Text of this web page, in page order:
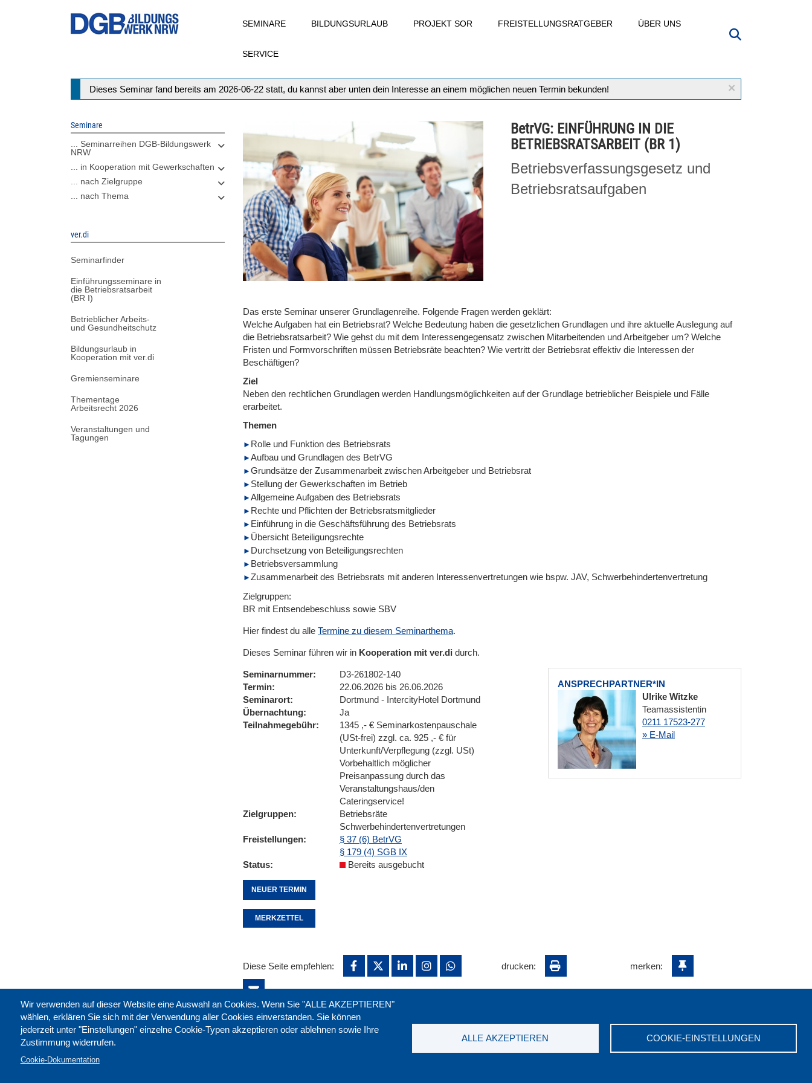
SEMINARE BILDUNGSURLAUB PROJEKT SOR FREISTELLUNGSRATGEBER ÜBER UNS
SERVICE
×
Statusmeldung
Dieses Seminar fand bereits am 2026-06-22 statt, du kannst aber unten dein Interesse an einem möglichen neuen Termin bekunden!
Seminare
... Seminarreihen DGB-Bildungswerk
NRW
... in Kooperation mit Gewerkschaften
... nach Zielgruppe
... nach Thema
ver.di
Seminarfinder
Einführungsseminare in
die Betriebsratsarbeit
(BR I)
Betrieblicher Arbeits-
und Gesundheitschutz
Bildungsurlaub in
Kooperation mit ver.di
Gremienseminare
Thementage
Arbeitsrecht 2026
Veranstaltungen und
Tagungen
BetrVG: EINFÜHRUNG IN DIE
BETRIEBSRATSARBEIT (BR 1)
Betriebsverfassungsgesetz und
Betriebsratsaufgaben
Das erste Seminar unserer Grundlagenreihe. Folgende Fragen werden geklärt:
Welche Aufgaben hat ein Betriebsrat? Welche Bedeutung haben die gesetzlichen Grundlagen und ihre aktuelle Auslegung auf
die Betriebsratsarbeit? Wie gehst du mit dem Interessengegensatz zwischen Mitarbeitenden und Arbeitgeber um? Welche
Fristen und Formvorschriften müssen Betriebsräte beachten? Wie vertritt der Betriebsrat effektiv die Interessen der
Beschäftigen?
Ziel
Neben den rechtlichen Grundlagen werden Handlungsmöglichkeiten auf der Grundlage betrieblicher Beispiele und Fälle
erarbeitet.
Themen
Rolle und Funktion des Betriebsrats
Aufbau und Grundlagen des BetrVG
Grundsätze der Zusammenarbeit zwischen Arbeitgeber und Betriebsrat
Stellung der Gewerkschaften im Betrieb
Allgemeine Aufgaben des Betriebsrats
Rechte und Pflichten der Betriebsratsmitglieder
Einführung in die Geschäftsführung des Betriebsrats
Übersicht Beteiligungsrechte
Durchsetzung von Beteiligungsrechten
Betriebsversammlung
Zusammenarbeit des Betriebsrats mit anderen Interessenvertretungen wie bspw. JAV, Schwerbehindertenvertretung
Zielgruppen:
BR mit Entsendebeschluss sowie SBV
Hier findest du alle Termine zu diesem Seminarthema.
Dieses Seminar führen wir in Kooperation mit ver.di durch.
ANSPRECHPARTNER*IN
Ulrike Witzke
Teamassistentin
0211 17523-277
» E-Mail
Seminarnummer
D3-261802-140
Termin
22.06.2026 bis 26.06.2026
Seminarort
Dortmund - IntercityHotel Dortmund
Übernachtung
Ja
Teilnahmegebühr
1345 ,- € Seminarkostenpauschale
(USt-frei) zzgl. ca. 925 ,- € für
Unterkunft/Verpflegung (zzgl. USt)
Vorbehaltlich möglicher
Preisanpassung durch das
Veranstaltungshaus/den
Cateringservice!
Zielgruppen
Betriebsräte
Schwerbehindertenvertretungen
Freistellungen
§ 37 (6) BetrVG
§ 179 (4) SGB IX
Status
Bereits ausgebucht
NEUER TERMIN
MERKZETTEL
Wir verwenden auf dieser Website eine Auswahl an Cookies. Wenn Sie "ALLE AKZEPTIEREN"
wählen, erklären Sie sich mit der Verwendung aller Cookies einverstanden. Sie können
jederzeit unter "Einstellungen" einzelne Cookie-Typen akzeptieren oder ablehnen sowie Ihre
Zustimmung widerrufen.
Cookie-Dokumentation
COOKIE-EINSTELLUNGEN
ALLE AKZEPTIEREN
Diese Seite empfehlen: drucken: merken: